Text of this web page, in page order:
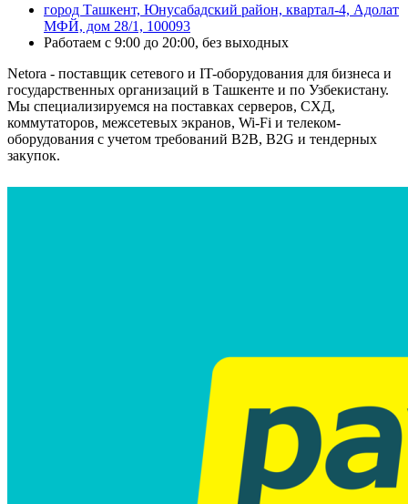
город Ташкент, Юнусабадский район, квартал-4, Адолат
МФЙ, дом 28/1, 100093
Работаем с 9:00 до 20:00, без выходных
Netora - поставщик сетевого и IT-оборудования для бизнеса и
государственных организаций в Ташкенте и по Узбекистану.
Мы специализируемся на поставках серверов, СХД,
коммутаторов, межсетевых экранов, Wi-Fi и телеком-
оборудования с учетом требований B2B, B2G и тендерных
закупок.